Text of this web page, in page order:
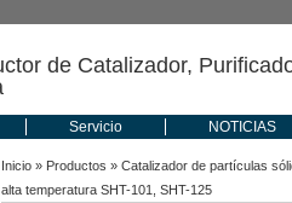
de Catalizador,
Servicio NOTICIAS
Inicio» Productos » Catalizador de partículas
alta temperatura SHT-101, SHT-125